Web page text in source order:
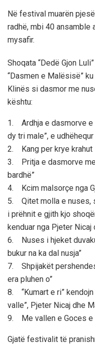
Në festival muarën
radhë, mbi 40
mysafir.
Shoqata “Dedë Gjon
“Dasmen e Malësisë”
Klinës si dasmor me
kështu:
1. Ardhja e dasmorve e
dy tri male”, e
2. Kang per krye krahut
3. Pritja e dasmorve me
bardhë”
4. Kcim malsorçe nga
5. Qitet molla e nuses,
i prëhnit e gjith kjo
kenduar nga Pjeter Nicaj
6. Nuses i hjeket
bukur na ka dal nusja”
7. Shpijakët
era pluhen o”
8. “Kumart e ri” kendojn
valle”, Pjeter Nicaj dhe
9. Me vallen e Goces e
Gjatë festivalit të